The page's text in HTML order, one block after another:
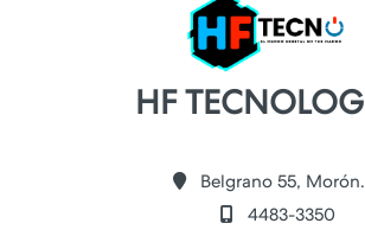
HF
Belgrano 55, Morón.
4483-3350